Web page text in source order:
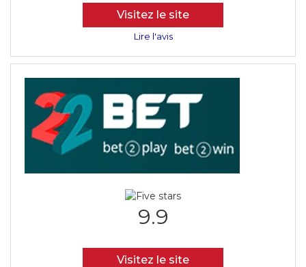
Visitez le site
Lire l'avis
9.9
Visitez le site